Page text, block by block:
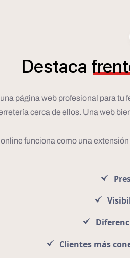
Destaca
página web profesional para
cerca de ellos. Una web
funciona como una
Clientes más